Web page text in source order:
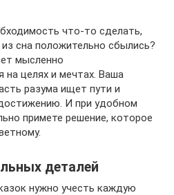
что-то сделать,
сна положительно сбылись?
мысленно
на целях и мечтах. Ваша
разума ищет пути и
И при удобном
примете решение, которое
деталей
нужно учесть каждую